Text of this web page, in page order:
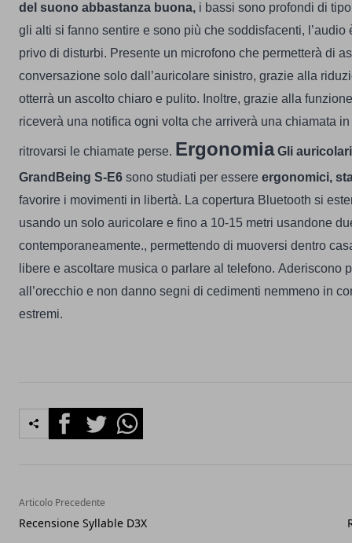
del suono abbastanza buona, i bassi sono profondi di
gli alti si fanno sentire e sono più che soddisfacenti, l’audio
privo di disturbi. Presente un microfono che permetterà di
conversazione solo dall’auricolare sinistro, grazie alla
otterrà un ascolto chiaro e pulito. Inoltre, grazie alla
riceverà una notifica ogni volta che arriverà una chiamata
ritrovarsi le chiamate perse. Ergonomia Gli
GrandBeing S-E6 sono studiati per essere ergonomici,
favorire i movimenti in libertà. La copertura Bluetooth si
usando un solo auricolare e fino a 10-15 metri usandone
contemporaneamente., permettendo di muoversi dentro
libere e ascoltare musica o parlare al telefono. Aderiscono
all’orecchio e non danno segni di cedimenti nemmeno in
estremi.
FacebookTwitterWhatsapp
Articolo Precedente
Recensione Syllable D3X